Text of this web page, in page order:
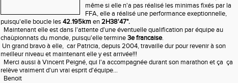
même si elle n'a pas réalisé les minimas fixés par la
FFA, elle a réalisé une performance exeptionnelle,
puisqu'elle boucle les42.195km en2H38'47".
Maintenant elle est dans l'attente d'une éventuelle qualification par équipe au
chaùpionnats du monde, puisqu'elle termine3e francaise.
Un grand bravo à elle, car Patricia, depuis 2004, travaille dur pour revenir à son
meilleur niveau et maintenant elle y est arrivée!!!
Merci aussi à Vincent Peigné, qui l'a accompagnée durant son marathon et ça ça
relève vraiment d'un vrai esprit d'équipe...
Benoit